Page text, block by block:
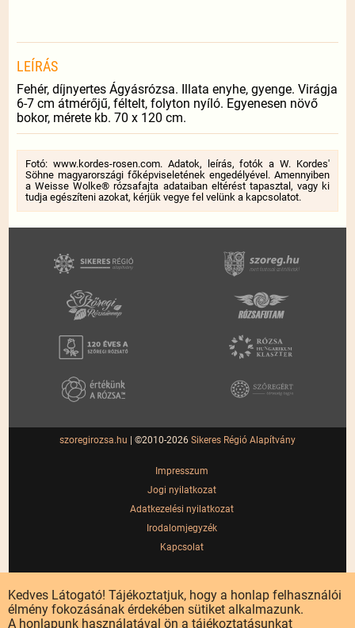
LEÍRÁS
Fehér, díjnyertes Ágyásrózsa. Illata enyhe, gyenge. Virágja
6-7 cm átmérőjű, féltelt, folyton nyíló. Egyenesen növő
bokor, mérete kb. 70 x 120 cm.
Fotó: www.kordes-rosen.com. Adatok, leírás, fotók a W. Kordes'
Söhne magyarországi főképviseletének engedélyével. Amennyiben
a Weisse Wolke® rózsafajta adataiban eltérést tapasztal, vagy ki
tudja egészíteni azokat, kérjük vegye fel velünk a kapcsolatot.
szoregirozsa.hu | ©2010-2026 Sikeres Régió Alapítvány
Impresszum
Jogi nyilatkozat
Adatkezelési nyilatkozat
Irodalomjegyzék
Kapcsolat
Kedves Látogató! Tájékoztatjuk, hogy a honlap felhasználói
élmény fokozásának érdekében sütiket alkalmazunk.
A honlapunk használatával ön a tájékoztatásunkat